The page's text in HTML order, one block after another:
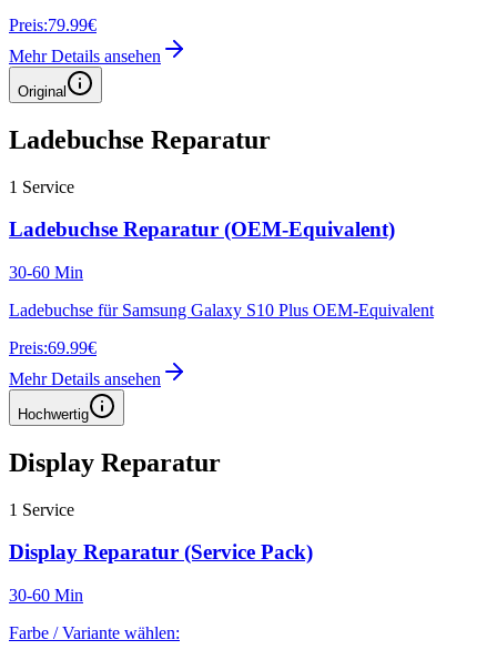
Preis:79.99€
Mehr Details ansehen
Original
Ladebuchse Reparatur
1 Service
Ladebuchse Reparatur (OEM-Equivalent)
30-60 Min
Ladebuchse für Samsung Galaxy S10 Plus OEM-Equivalent
Preis:69.99€
Mehr Details ansehen
Hochwertig
Display Reparatur
1 Service
Display Reparatur (Service Pack)
30-60 Min
Farbe / Variante wählen: